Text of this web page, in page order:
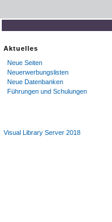
Aktuelles
Neue Seiten
Neuerwerbungslisten
Neue Datenbanken
Führungen und Schulungen
Visual Library Server 2018